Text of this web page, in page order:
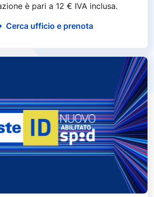
è pari a 12 € IVA inclusa.
Cerca ufficio e prenota